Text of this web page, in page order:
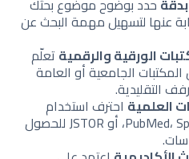
عنها لتسهيل مهمة البحث عن
الورقية والرقميةتعلّم
الجامعية أو العامة
التقليدية.
العلميةاحترف استخدام
قواعد بيانات مثل PubMed، Springer، أو JSTOR للحصول